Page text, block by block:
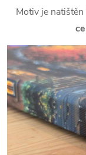
Motiv je